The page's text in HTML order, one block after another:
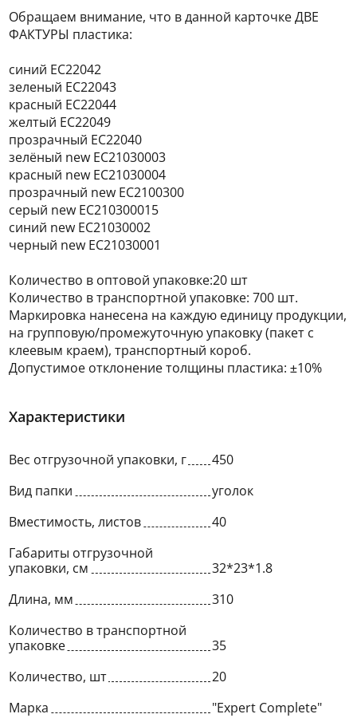
Обращаем внимание, что в данной карточке ДВЕ
ФАКТУРЫ пластика:
синий EC22042
зеленый EC22043
красный EC22044
желтый EC22049
прозрачный ЕС22040
зелёный new EC21030003
красный new EC21030004
прозрачный new ЕС2100300
серый new EC210300015
синий new EC21030002
черный new EC21030001
Количество в оптовой упаковке:20 шт
Количество в транспортной упаковке: 700 шт.
Маркировка нанесена на каждую единицу продукции,
на групповую/промежуточную упаковку (пакет с
клеевым краем), транспортный короб.
Допустимое отклонение толщины пластика: ±10%
Характеристики
Вес отгрузочной упаковки, г
450
Вид папки
уголок
Вместимость, листов
40
Габариты отгрузочной
упаковки, см
32*23*1.8
Длина, мм
310
Количество в транспортной
упаковке
35
Количество, шт
20
Марка
"Expert Complete"